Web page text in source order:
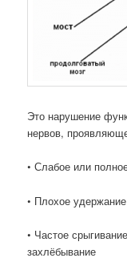
Это нарушение
нервов,
•Слабое или
• Плохое
• Частоесрыгивание
захлёбывание